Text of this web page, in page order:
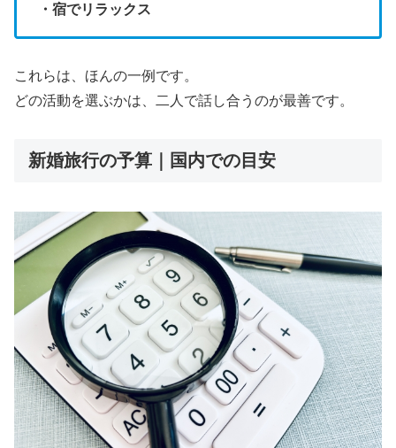
・宿でリラックス
これらは、ほんの一例です。
どの活動を選ぶかは、二人で話し合うのが最善です。
新婚旅行の予算｜国内での目安